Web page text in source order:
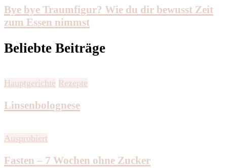
Bye bye Traumfigur? Wie du dir bewusst Zeit
zum Essen nimmst
Beliebte Beiträge
Hauptgerichte Rezepte
Linsenbolognese
Ausprobiert
Fasten – 7 Wochen ohne Zucker